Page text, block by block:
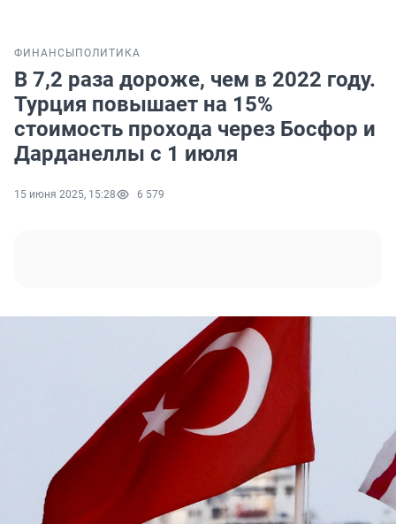
ФИНАНСЫ ПОЛИТИКА
В 7,2 раза дороже, чем в 2022 году.
Турция повышает на 15%
стоимость прохода через Босфор и
Дарданеллы с 1 июля
15 июня 2025, 15:28 6 579